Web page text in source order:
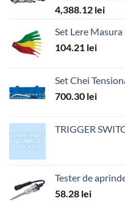
4,388.12 lei
Set Lere
104.21 lei
Set Chei
700.30 lei
TRIGGER
Tester de
58.28 lei